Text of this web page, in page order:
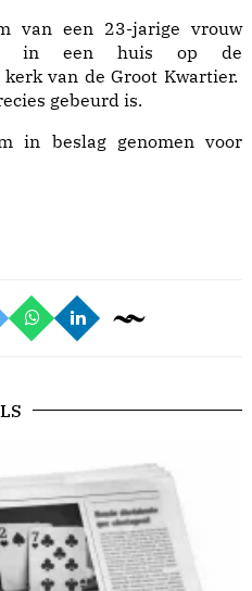
van een 23-jarige vrouw
in een huis op de
van de Groot Kwartier.
gebeurd is.
in beslag genomen voor